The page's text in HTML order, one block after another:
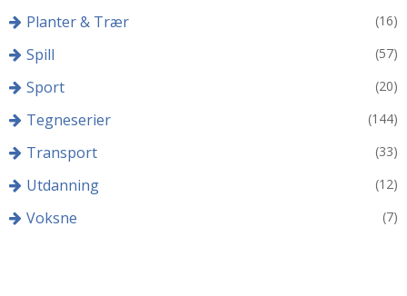
Planter & Trær (16)
Spill (57)
Sport (20)
Tegneserier (144)
Transport (33)
Utdanning (12)
Voksne (7)